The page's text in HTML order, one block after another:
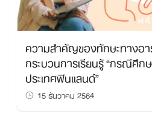
ความสำคัญของทักษะทางอ
กระบวนการเรียนรู้ “กรณีศึก
ประเทศฟินแลนด์”
15 ธันวาคม 2564